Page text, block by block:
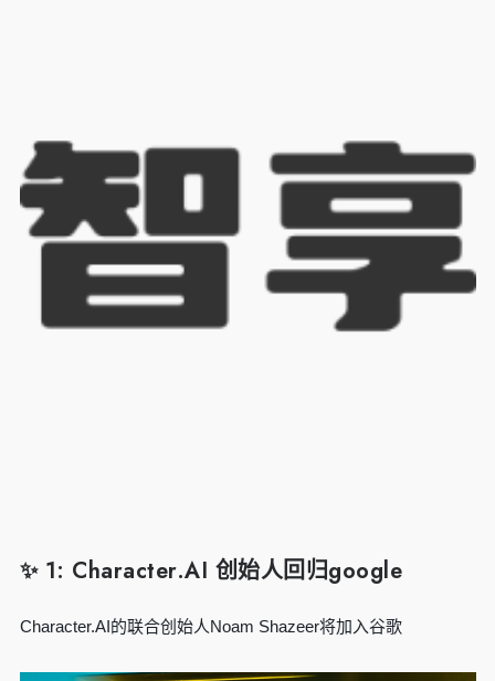
✨ 1: Character.AI 创始人回归google
Character.AI的联合创始人Noam Shazeer将加入谷歌